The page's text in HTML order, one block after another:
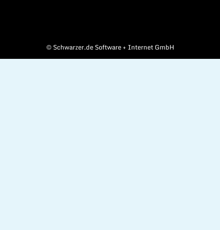
©Schwarzer.de Software + Internet GmbH